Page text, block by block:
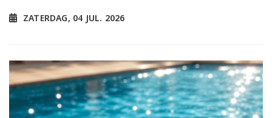
ZATERDAG, 04 JUL. 2026